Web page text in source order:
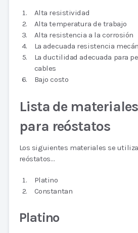
Alta resistividad
Alta temperatura de trabajo
Alta resistencia a la corrosión
La adecuada resistencia
La ductilidad adecuada para
cables
Bajo costo
Lista de
para reóstatos
Los siguientes materiales se
reóstatos…
Platino
Constantan
Platino